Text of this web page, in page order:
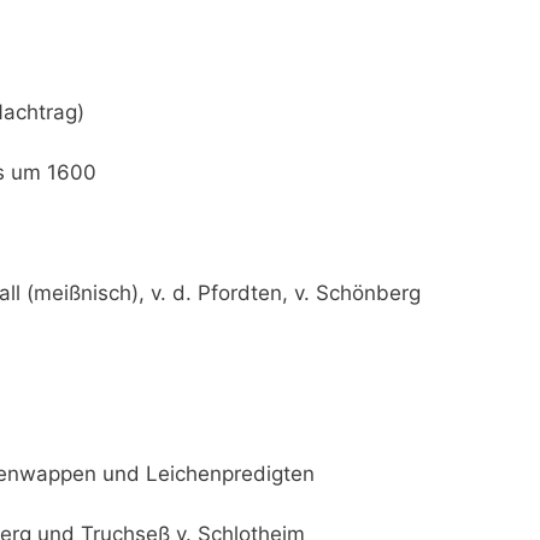
um 1600
(meißnisch), v. d. Pfordten, v. Schönberg
und Leichenpredigten
und Truchseß v. Schlotheim